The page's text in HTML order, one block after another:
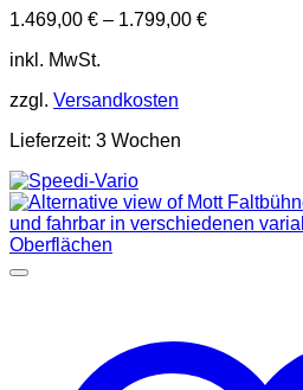
1.469,00 € – 1.799,00 €
inkl. MwSt.
zzgl. Versandkosten
Lieferzeit: 3 Wochen